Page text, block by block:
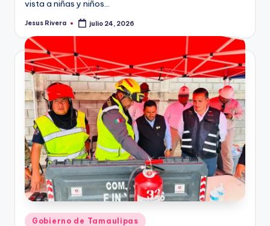
vista a niñas y niños…
Publicado
Jesus Rivera julio 24, 2026
Publicado
Gobierno de Tamaulipas